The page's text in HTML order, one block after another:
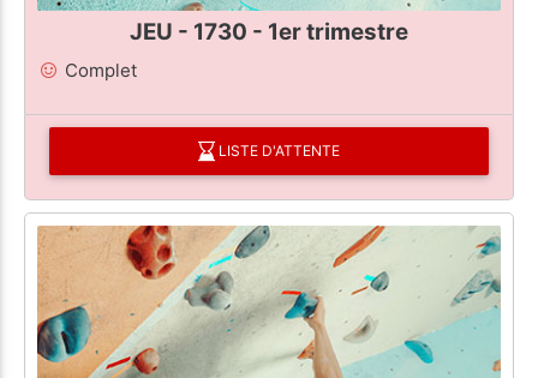
JEU - 1730 - 1er trimestre
Complet
LISTE D'ATTENTE